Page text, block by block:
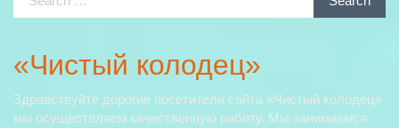
«Чистый колодец»
Здравствуйте дорогие посетители сайта «Чистый колодец»
мы осуществляем качественную работу. Мы занимаемся